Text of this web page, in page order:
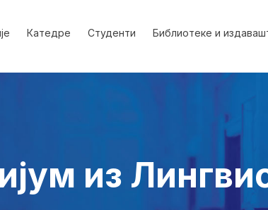
Катедре Студенти Библиотеке и
из